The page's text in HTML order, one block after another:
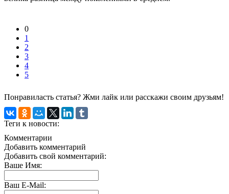
0
1
2
3
4
5
Понравиласть статья? Жми лайк или расскажи своим друзьям!
Теги к новости:
Комментарии
Добавить комментарий
Добавить свой комментарий:
Ваше Имя:
Ваш E-Mail: